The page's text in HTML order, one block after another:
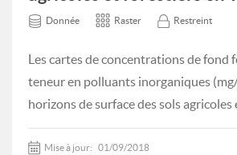
Donnée Raster Restreint
Les cartes de concentrations de fond
teneur en polluants inorganiques
horizons de surface des sols
Mise à jour: 01/09/2018